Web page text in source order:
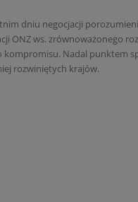
dniu negocjacji
ONZ ws. zrównoważonego
kompromisu. Nadal punktem
rozwiniętych krajów.